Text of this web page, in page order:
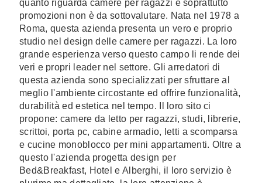
quanto riguarda camere per ragazzi e soprattutto
promozioni non è da sottovalutare. Nata nel 1978 a
Roma, questa azienda presenta un vero e proprio
studio nel design delle camere per ragazzi. La loro
grande esperienza verso questo campo li rende dei
veri e propri leader nel settore. Gli arredatori di
questa azienda sono specializzati per sfruttare al
meglio l'ambiente circostante ed offrire funzionalità,
durabilità ed estetica nel tempo. Il loro sito ci
propone: camere da letto per ragazzi, studi, librerie,
scrittoi, porta pc, cabine armadio, letti a scomparsa
e cucine monoblocco per mini appartamenti. Oltre a
questo l'azienda progetta design per
Bed&Breakfast, Hotel e Alberghi, il loro servizio è